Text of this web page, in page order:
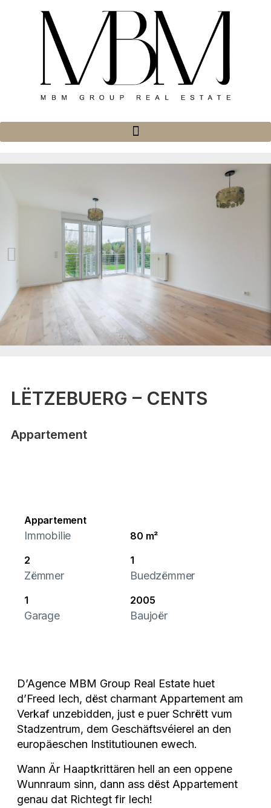
LËTZEBUERG – CENTS
Appartement
Appartement
Immobilie
80 m²
2
Zëmmer
1
Buedzëmmer
1
Garage
2005
Baujoër
D’Agence MBM Group Real Estate huet
d’Freed Iech, dëst charmant Appartement am
Verkaf unzebidden, just e puer Schrëtt vum
Stadzentrum, dem Geschäftsvéierel an den
europäeschen Institutiounen ewech.
Wann Är Haaptkrittären hell an een oppene
Wunnraum sinn, dann ass dëst Appartement
genau dat Richtegt fir Iech!